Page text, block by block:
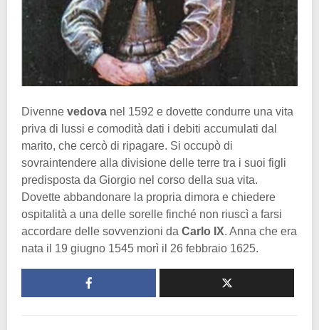
Divenne vedova nel 1592 e dovette condurre una vita
priva di lussi e comodità dati i debiti accumulati dal
marito, che cercò di ripagare. Si occupò di
sovraintendere alla divisione delle terre tra i suoi figli
predisposta da Giorgio nel corso della sua vita.
Dovette abbandonare la propria dimora e chiedere
ospitalità a una delle sorelle finché non riuscì a farsi
accordare delle sovvenzioni da Carlo IX. Anna che era
nata il 19 giugno 1545 morì il 26 febbraio 1625.